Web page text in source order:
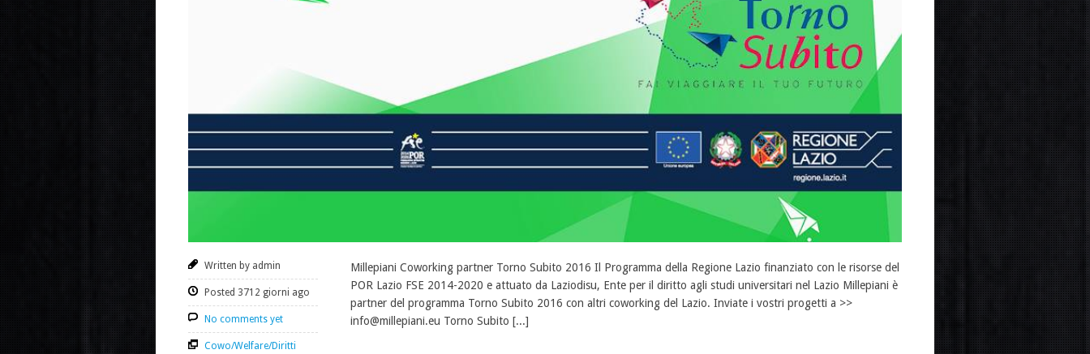
Written by admin
Posted 3712 giorni ago
No comments yet
Cowo/Welfare/Diritti
Millepiani Coworking partner Torno Subito 2016 Il Programma della Regione Lazio finanziato con le risorse del
POR Lazio FSE 2014-2020 e attuato da Laziodisu, Ente per il diritto agli studi universitari nel Lazio Millepiani è
partner del programma Torno Subito 2016 con altri coworking del Lazio. Inviate i vostri progetti a >>
info@millepiani.eu Torno Subito [...]